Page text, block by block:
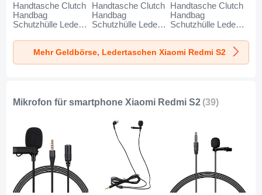
Handtasche Clutch
Handbag
Schutzhülle Leder
Xiaomi Redmi S2
Schwarz
Handtasche Clutch
Handbag
Schutzhülle Leder
Xiaomi Redmi S2
Schwarz
Handtasche Clutch
Handbag
Schutzhülle Leder
Xiaomi Redmi S2
Braun
Mehr Geldbörse, Ledertaschen Xiaomi Redmi S2
Mikrofon für smartphone Xiaomi Redmi S2 (39)